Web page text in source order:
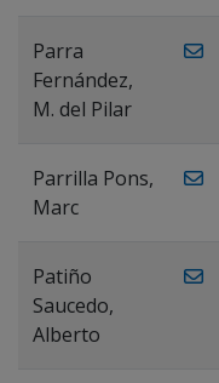
Parra
Fernández,
M. del Pilar
Parrilla Pons,
Marc
Patiño
Saucedo,
Alberto